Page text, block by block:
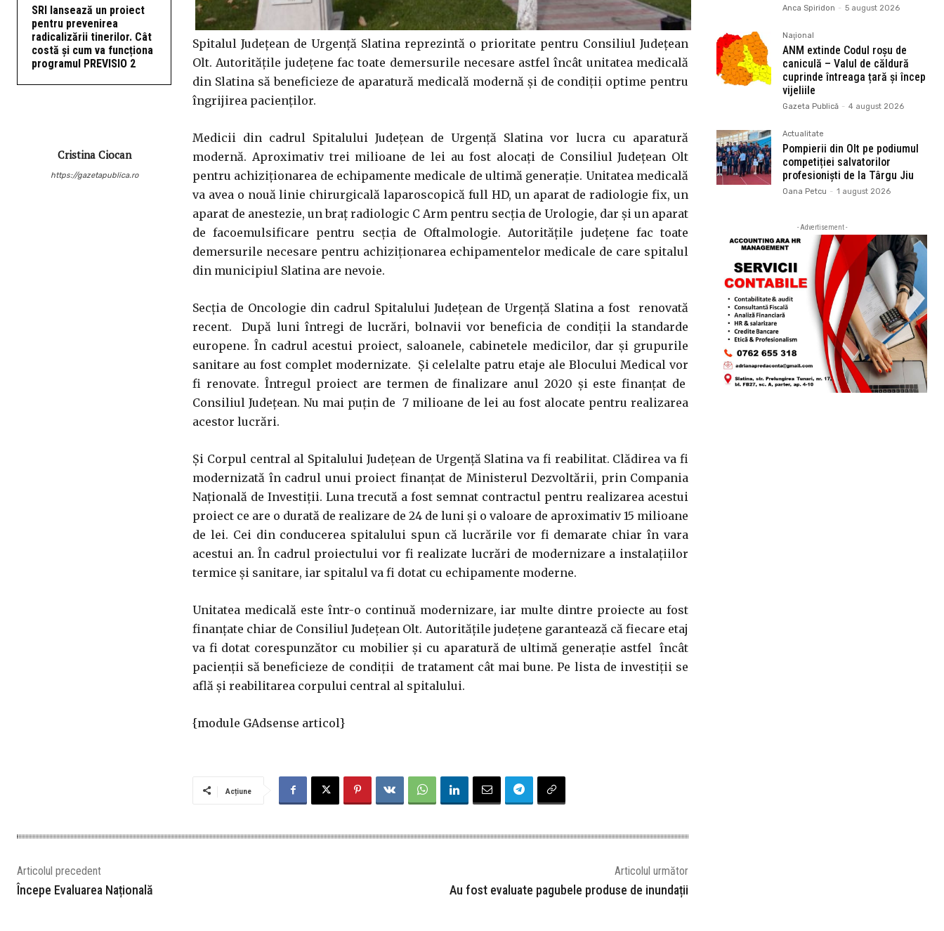
SRI lansează un proiect
pentru prevenirea
radicalizării tinerilor. Cât
costă și cum va funcționa
programul PREVISIO 2
Cristina Ciocan
https://gazetapublica.ro
Spitalul Județean de Urgență Slatina reprezintă o prioritate pentru Consiliul Județean
Olt. Autoritățile județene fac toate demersurile necesare astfel încât unitatea medicală
din Slatina să beneficieze de aparatură medicală modernă și de condiții optime pentru
îngrijirea pacienților.
Medicii din cadrul Spitalului Judeţean de Urgenţă Slatina vor lucra cu aparatură
modernă. Aproximativ trei milioane de lei au fost alocaţi de Consiliul Județean Olt
pentru achiziţionarea de echipamente medicale de ultimă generaţie. Unitatea medicală
va avea o nouă linie chirurgicală laparoscopică full HD, un aparat de radiologie fix, un
aparat de anestezie, un braţ radiologic C Arm pentru secţia de Urologie, dar şi un aparat
de facoemulsificare pentru secţia de Oftalmologie. Autorităţile judeţene fac toate
demersurile necesare pentru achiziționarea echipamentelor medicale de care spitalul
din municipiul Slatina are nevoie.
Secţia de Oncologie din cadrul Spitalului Judeţean de Urgenţă Slatina a fost renovată
recent. După luni întregi de lucrări, bolnavii vor beneficia de condiții la standarde
europene. În cadrul acestui proiect, saloanele, cabinetele medicilor, dar și grupurile
sanitare au fost complet modernizate. Și celelalte patru etaje ale Blocului Medical vor
fi renovate. Întregul proiect are termen de finalizare anul 2020 și este finanțat de
Consiliul Județean. Nu mai puțin de 7 milioane de lei au fost alocate pentru realizarea
acestor lucrări.
Și Corpul central al Spitalului Județean de Urgență Slatina va fi reabilitat. Clădirea va fi
modernizată în cadrul unui proiect finanţat de Ministerul Dezvoltării, prin Compania
Naţională de Investiţii. Luna trecută a fost semnat contractul pentru realizarea acestui
proiect ce are o durată de realizare de 24 de luni şi o valoare de aproximativ 15 milioane
de lei. Cei din conducerea spitalului spun că lucrările vor fi demarate chiar în vara
acestui an. În cadrul proiectului vor fi realizate lucrări de modernizare a instalaţiilor
termice şi sanitare, iar spitalul va fi dotat cu echipamente moderne.
Unitatea medicală este într-o continuă modernizare, iar multe dintre proiecte au fost
finanţate chiar de Consiliul Judeţean Olt. Autoritățile județene garantează că fiecare etaj
va fi dotat corespunzător cu mobilier şi cu aparatură de ultimă generaţie astfel încât
pacienţii să beneficieze de condiţii de tratament cât mai bune. Pe lista de investiţii se
află şi reabilitarea corpului central al spitalului.
{module GAdsense articol}
Acțiune
Articolul precedent
Începe Evaluarea Națională
Articolul următor
Au fost evaluate pagubele produse de inundații
Anca Spiridon - 5 august 2026
Naţional
ANM extinde Codul roșu de
caniculă – Valul de căldură
cuprinde întreaga țară și încep
vijeliile
Gazeta Publică - 4 august 2026
Actualitate
Pompierii din Olt pe podiumul
competiției salvatorilor
profesioniști de la Târgu Jiu
Oana Petcu - 1 august 2026
- Advertisement -